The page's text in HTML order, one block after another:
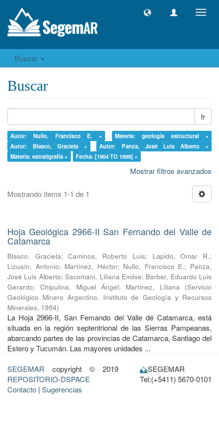
Buscar
Buscar
Ir
Autor: Nullo, Francisco E. ×
Materia: geología estructural ×
Autor: Blasco, Graciela ×
Autor: Panza, José Luis Alberto ×
Materia: estratigrafía ×
Fecha: [1904 TO 1999] ×
Mostrar filtros avanzados
Mostrando ítems 1-1 de 1
Hoja Geológica 2966-II San Fernando del Valle de
Catamarca
Blasco, Graciela;Caminos, Roberto Luis; Lapido, Omar R.;
Lizuaín, Antonio; Martínez, Héctor; Nullo, Francisco E.; Panza,
José Luis Alberto;Sacomani, Liliana Emilse; Barber, Eduardo Luis
Gerardo;Chipulina, Miguel Ángel; Martínez, Liliana (Servicio
Geológico Minero Argentino. Instituto de Geología y Recursos
Minerales, 1994)
La Hoja 2966-II, San Femando del Valle dé Catamarca, está
situada en la región septentrional de las Sierras Pampeanas,
abarcando partes de las provincias de Catamarca, Santiago del
Estero y Tucumán. Las mayores unidades ...
SEGEMAR copyright © 2019
REPOSITORIO-DSPACE
Contacto | Sugerencias
SEGEMAR
Tel:(+5411) 5670-0101